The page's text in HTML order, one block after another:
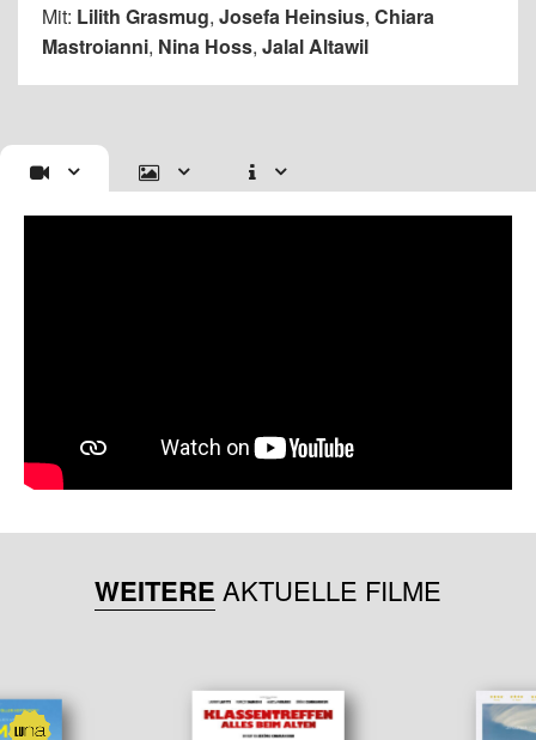
Mit: Lilith Grasmug, Josefa Heinsius, Chiara
Mastroianni, Nina Hoss, Jalal Altawil
WEITERE AKTUELLE FILME